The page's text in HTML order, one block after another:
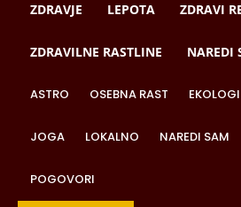
ZDRAVJE
LEPOTA ZDRAVI
ZDRAVILNE RASTLINE NAREDI
ASTRO OSEBNA RAST
JOGA LOKALNO NAREDI SAM
POGOVORI